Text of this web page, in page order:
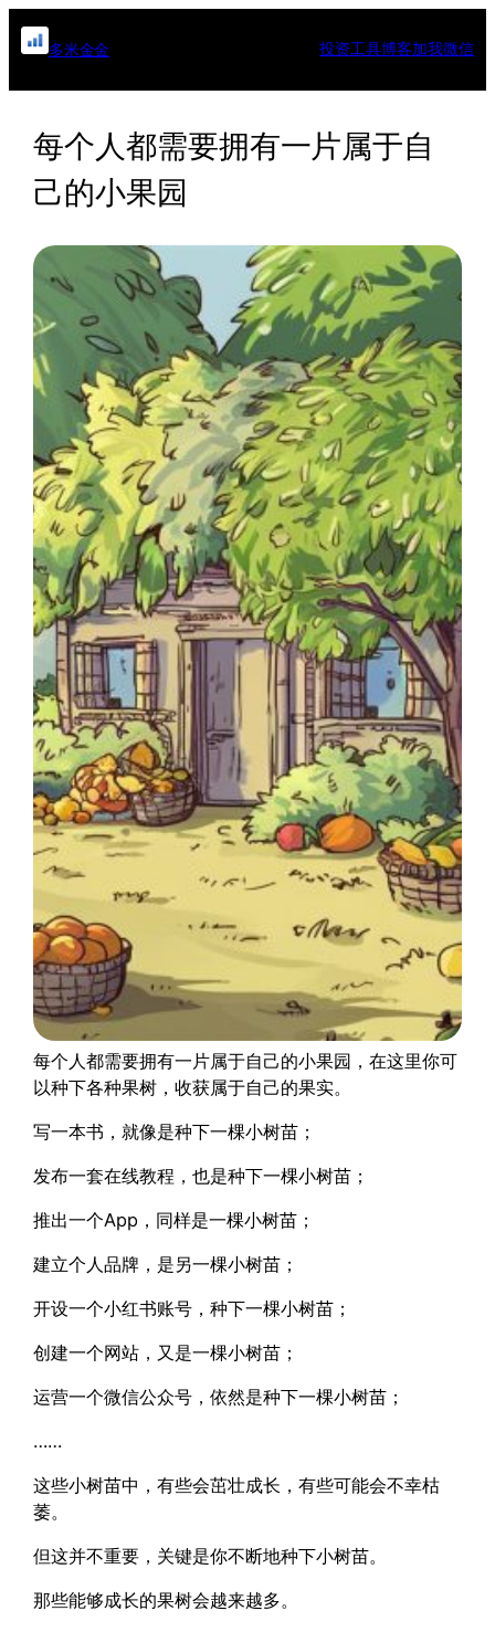
跳
至
多米金金 投资工具博客加我微信
每个人都需要拥有一片属于自
己的小果园
每个人都需要拥有一片属于自己的小果园，在这里你可
以种下各种果树，收获属于自己的果实。
写一本书，就像是种下一棵小树苗；
发布一套在线教程，也是种下一棵小树苗；
推出一个App，同样是一棵小树苗；
建立个人品牌，是另一棵小树苗；
开设一个小红书账号，种下一棵小树苗；
创建一个网站，又是一棵小树苗；
运营一个微信公众号，依然是种下一棵小树苗；
……
这些小树苗中，有些会茁壮成长，有些可能会不幸枯
萎。
但这并不重要，关键是你不断地种下小树苗。
那些能够成长的果树会越来越多。